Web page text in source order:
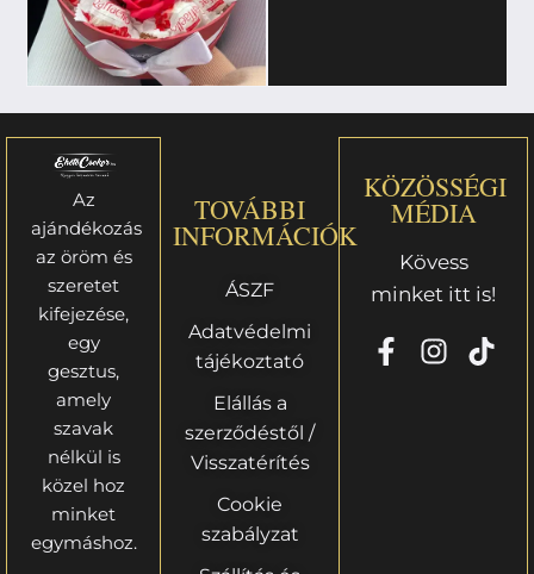
Az
ajándékozás
az öröm és
szeretet
kifejezése,
egy
gesztus,
amely
szavak
nélkül is
közel hoz
minket
egymáshoz.
TOVÁBBI
INFORMÁCIÓK
ÁSZF
Adatvédelmi
tájékoztató
Elállás a
szerződéstől /
Visszatérítés
Cookie
szabályzat
KÖZÖSSÉGI
MÉDIA
Kövess
minket itt is!